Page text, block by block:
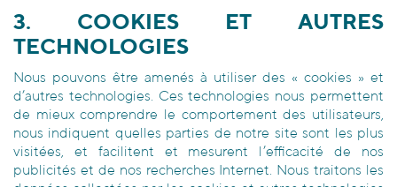
3. COOKIES ET AUTRES
TECHNOLOGIES
Nous pouvons être amenés à utiliser des « cookies » et
d’autres technologies. Ces technologies nous permettent
de mieux comprendre le comportement des utilisateurs,
nous indiquent quelles parties de notre site sont les plus
visitées, et facilitent et mesurent l’efficacité de nos
publicités et de nos recherches Internet. Nous traitons les